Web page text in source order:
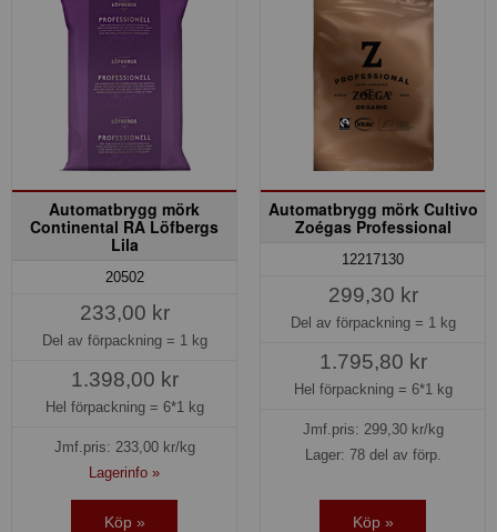
Automatbrygg mörk
Continental RA Löfbergs
Lila
20502
233,00 kr
Del av förpackning = 1 kg
1.398,00 kr
Hel förpackning = 6*1 kg
Jmf.pris: 233,00kr/kg
Lagerinfo »
Köp »
Automatbrygg mörk Cultivo
Zoégas Professional
12217130
299,30 kr
Del av förpackning = 1 kg
1.795,80 kr
Hel förpackning = 6*1 kg
Jmf.pris: 299,30kr/kg
Lager: 78 del av förp.
Köp »